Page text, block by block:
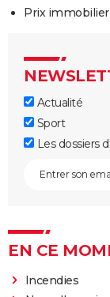
Prix
Actualité
Sport
Les dossiers
EN CE
Incendies